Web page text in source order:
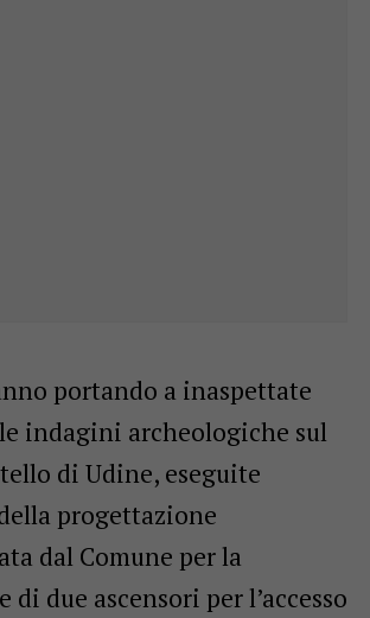
portando a inaspettate
indagini archeologiche sul
di Udine, eseguite
progettazione
dal Comune per la
di due ascensori per l’accesso